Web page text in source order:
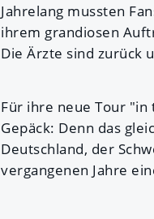
Jahrelang mussten
ihrem grandiosen
Die Ärzte sind zurück
Für ihre neue Tour
Gepäck: Denn das
Deutschland, der
vergangenen Jahre